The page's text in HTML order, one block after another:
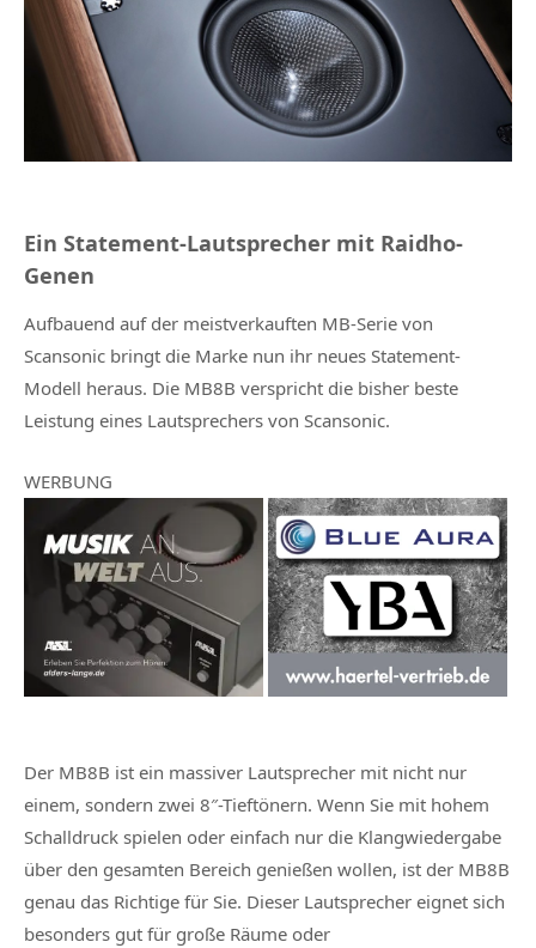
Ein Statement-Lautsprecher mit Raidho-
Genen
Aufbauend auf der meistverkauften MB-Serie von
Scansonic bringt die Marke nun ihr neues Statement-
Modell heraus. Die MB8B verspricht die bisher beste
Leistung eines Lautsprechers von Scansonic.
WERBUNG
Der MB8B ist ein massiver Lautsprecher mit nicht nur
einem, sondern zwei 8″-Tieftönern. Wenn Sie mit hohem
Schalldruck spielen oder einfach nur die Klangwiedergabe
über den gesamten Bereich genießen wollen, ist der MB8B
genau das Richtige für Sie. Dieser Lautsprecher eignet sich
besonders gut für große Räume oder